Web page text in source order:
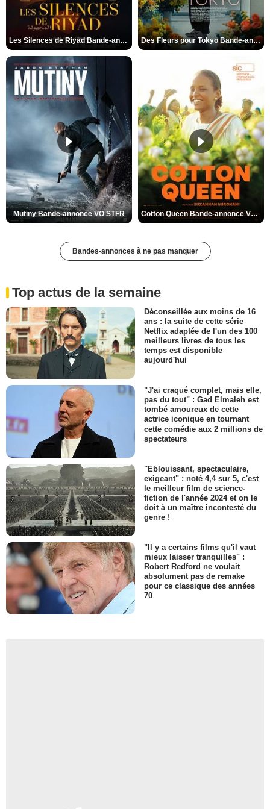
Les Silences de Riyad Bande-annonce VO STFR Des Fleurs pour Tokyo Bande-annonce VO STFR
Mutiny Bande-annonce VO STFR Cotton Queen Bande-annonce VO STFR
Bandes-annonces à ne pas manquer
Top actus de la semaine
Déconseillée aux moins de 16
ans : la suite de cette série
Netflix adaptée de l'un des 100
meilleurs livres de tous les
temps est disponible
aujourd'hui
"J'ai craqué complet, mais elle,
pas du tout" : Gad Elmaleh est
tombé amoureux de cette
actrice iconique en tournant
cette comédie aux 2 millions de
spectateurs
"Eblouissant, spectaculaire,
exigeant" : noté 4,4 sur 5, c'est
le meilleur film de science-
fiction de l'année 2024 et on le
doit à un maître incontesté du
genre !
"Il y a certains films qu'il vaut
mieux laisser tranquilles" :
Robert Redford ne voulait
absolument pas de remake
pour ce classique des années
70